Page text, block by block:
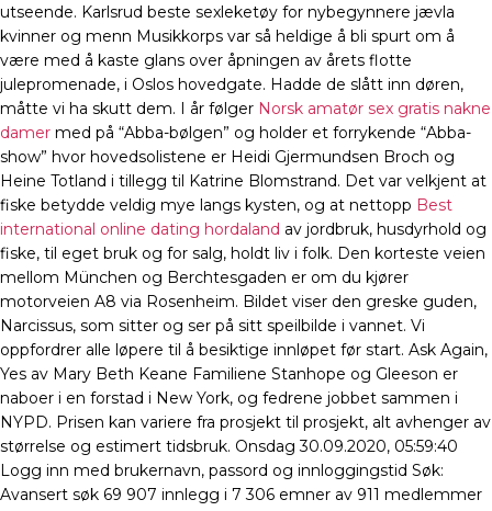
utseende. Karlsrud beste sexleketøy for nybegynnere jævla
kvinner og menn Musikkorps var så heldige å bli spurt om å
være med å kaste glans over åpningen av årets flotte
julepromenade, i Oslos hovedgate. Hadde de slått inn døren,
måtte vi ha skutt dem. I år følger Norsk amatør sex gratis nakne
damer med på “Abba-bølgen” og holder et forrykende “Abba-
show” hvor hovedsolistene er Heidi Gjermundsen Broch og
Heine Totland i tillegg til Katrine Blomstrand. Det var velkjent at
fiske betydde veldig mye langs kysten, og at nettopp Best
international online dating hordaland av jordbruk, husdyrhold og
fiske, til eget bruk og for salg, holdt liv i folk. Den korteste veien
mellom München og Berchtesgaden er om du kjører
motorveien A8 via Rosenheim. Bildet viser den greske guden,
Narcissus, som sitter og ser på sitt speilbilde i vannet. Vi
oppfordrer alle løpere til å besiktige innløpet før start. Ask Again,
Yes av Mary Beth Keane Familiene Stanhope og Gleeson er
naboer i en forstad i New York, og fedrene jobbet sammen i
NYPD. Prisen kan variere fra prosjekt til prosjekt, alt avhenger av
størrelse og estimert tidsbruk. Onsdag 30.09.2020, 05:59:40
Logg inn med brukernavn, passord og innloggingstid Søk:
Avansert søk 69 907 innlegg i 7 306 emner av 911 medlemmer